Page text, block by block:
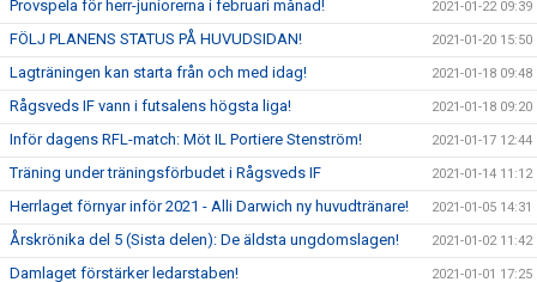
Provspela för herr-juniorerna i februari månad! 2021-01-22 09:39
FÖLJ PLANENS STATUS PÅ HUVUDSIDAN! 2021-01-20 15:50
Lagträningen kan starta från och med idag! 2021-01-18 09:48
Rågsveds IF vann i futsalens högsta liga! 2021-01-18 09:20
Inför dagens RFL-match: Möt IL Portiere Stenström! 2021-01-17 12:44
Träning under träningsförbudet i Rågsveds IF 2021-01-14 11:12
Herrlaget förnyar inför 2021 - Alli Darwich ny huvudtränare! 2021-01-05 14:31
Årskrönika del 5 (Sista delen): De äldsta ungdomslagen! 2021-01-02 11:42
Damlaget förstärker ledarstaben! 2021-01-01 17:25